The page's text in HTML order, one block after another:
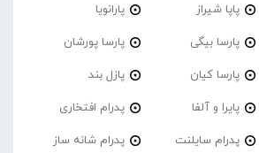
پاپا شیراز پارانویا
پارسا بیگی پارسا پورشان
پارسا کیان پازل بند
پایرا و آلفا پدرام افتخاری
پدرام‌ سایلنت پدرام شانه ساز